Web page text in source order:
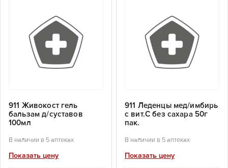
911 Живокост гель
бальзам д/суставов
100мл
В наличии в 5 аптеках
Показать цену
911 Леденцы мед/имбирь
с вит.С без сахара 50г
пак.
В наличии в 5 аптеках
Показать цену